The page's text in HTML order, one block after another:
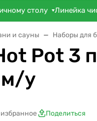
столу Линейка
и сауны Наборы для
Pot 3
м/у
Поделиться